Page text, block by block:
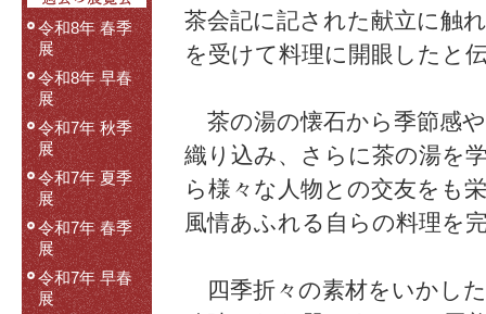
令和8年 春季
展
令和8年 早春
展
令和7年 秋季
展
令和7年 夏季
展
令和7年 春季
展
令和7年 早春
展
茶会記に記された献立に触
を受けて料理に開眼したと
茶の湯の懐石から季節感
織り込み、さらに茶の湯を
ら様々な人物との交友をも
風情あふれる自らの料理を
四季折々の素材をいかし